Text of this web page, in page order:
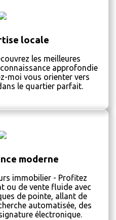
locale
les meilleures
approfondie
moi vous orienter vers
le quartier parfait.
moderne
immobilier - Profitez
ou de vente fluide avec
de pointe, allant de
automatisée, des
électronique.